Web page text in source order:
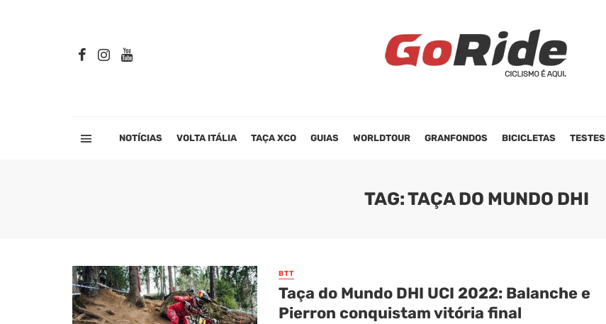
NOTÍCIAS VOLTA ITÁLIA TAÇA XCO GUIAS WORLDTOUR GRANFONDOS BICICLETAS TESTES
TAG: TAÇA DO MUNDO DHI
BTT
Taça do Mundo DHI UCI 2022: Balanche e
Pierron conquistam vitória final